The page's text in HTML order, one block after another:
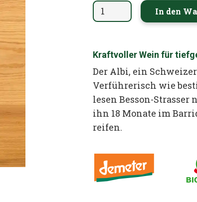
Albi
Menge
In den
Kraftvoller Wein für
Der Albi, ein
Verführerisch wie
lesen Besson-Strasser
ihn 18 Monate im
reifen.